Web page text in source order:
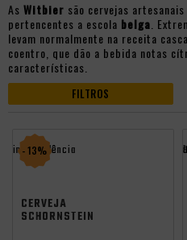
As Witbier são cervejas
pertencentes a escola belga .
levam normalmente na receita
coentro, que dão a bebida notas
características.
FILTROS
independência
- 13%
CERVEJA
SCHORNSTEIN